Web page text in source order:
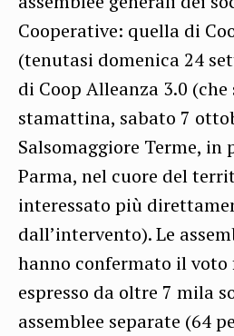
Cooperative: quella di
(tenutasi domenica 24
di Coop Alleanza 3.0 (che
stamattina, sabato 7
Salsomaggiore Terme, in
Parma, nel cuore del
interessato più
dall’intervento). Le
hanno confermato il voto
espresso da oltre 7 mila
assemblee separate (64